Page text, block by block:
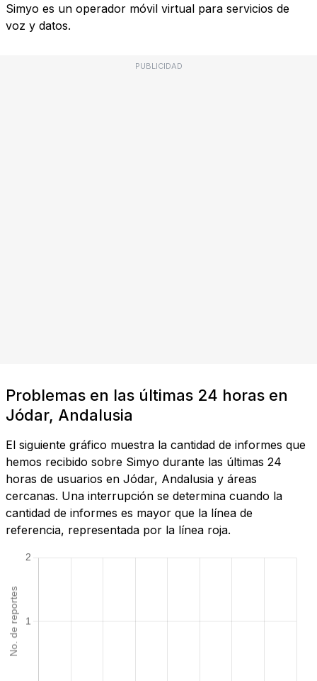
Simyo es un operador móvil virtual para servicios de
voz y datos.
PUBLICIDAD
Problemas en las últimas 24 horas en
Jódar, Andalusia
El siguiente gráfico muestra la cantidad de informes que
hemos recibido sobre Simyo durante las últimas 24
horas de usuarios en Jódar, Andalusia y áreas
cercanas. Una interrupción se determina cuando la
cantidad de informes es mayor que la línea de
referencia, representada por la línea roja.